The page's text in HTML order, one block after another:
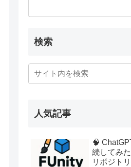
検索
人気記事
🧠
続してみ
リポジト